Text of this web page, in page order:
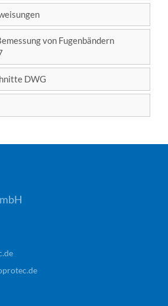
von Fugenbändern
DWG